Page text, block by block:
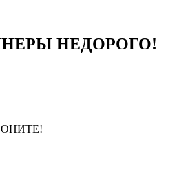
НЕДОРОГО!